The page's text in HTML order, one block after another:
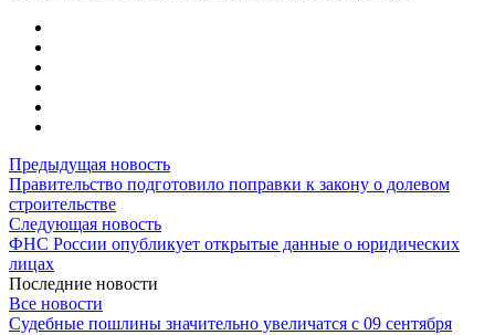
Предыдущая новость
Правительство подготовило поправки к закону о долевом
строительстве
Следующая новость
ФНС России опубликует открытые данные о юридических
лицах
Последние новости
Все новости
Судебные пошлины значительно увеличатся с 09 сентября